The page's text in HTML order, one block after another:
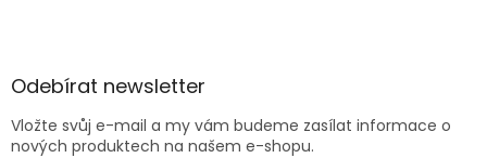
Odebírat newsletter
Vložte svůj e-mail a my vám budeme zasílat informace o
nových produktech na našem e-shopu.